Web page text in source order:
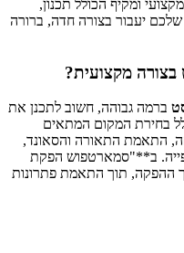
ומקיף הכולל תכנון,
יעבור בצורה חדה, ברורה
בצורה מקצועית?
ברמה גבוהה, חשוב לתכנן את
בחירת המקום המתאים
התאמת התאורה והסאונד,
ב**"סמארטפוש הפקת
ההפקה, תוך התאמת פתרונות